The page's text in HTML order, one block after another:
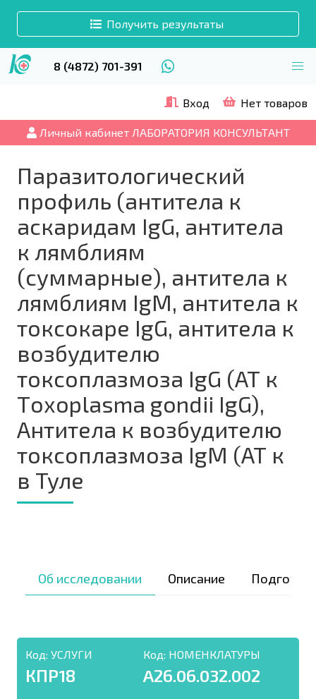
Получить результаты
8 (4872) 701-391
Вход Нет товаров
Личный кабинет ЛАБОРАТОРИЯ КОНСУЛЬТАНТ
Паразитологический
профиль (антитела к
аскаридам IgG, антитела
к лямблиям
(суммарные), антитела к
лямблиям IgМ, антитела к
токсокаре IgG, антитела к
возбудителю
токсоплазмоза IgG (АТ к
Тoxoplasma gondii IgG),
Антитела к возбудителю
токсоплазмоза IgM (АТ к
в Туле
Об исследовании Описание
Код: УСЛУГИ
КПР18
Код: НОМЕНКЛАТУРЫ
A26.06.032.002